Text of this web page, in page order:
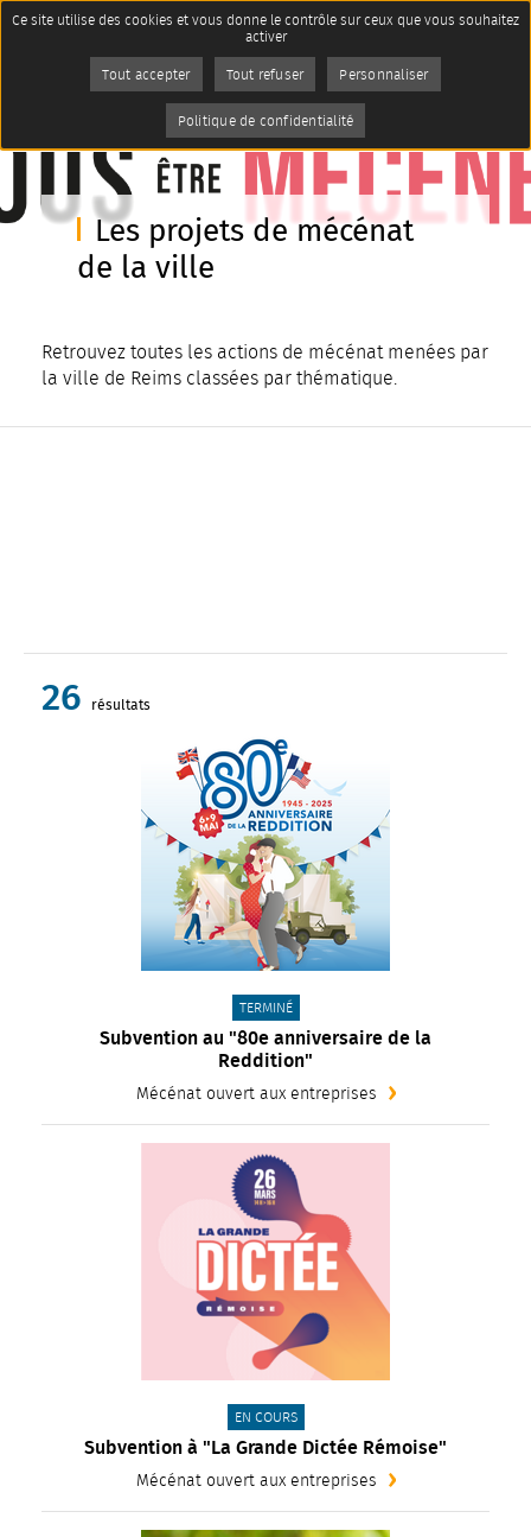
Accueil
Les projets de mécénat de la
Imprimer
AddToAny (share) est désactivé.
Les projets de mécénat
de la ville
Retrouvez toutes les actions de mécénat menées par
la ville de Reims classées par thématique.
26 résultats
Subvention au "80e anniversaire de la
Reddition"
Mécénat ouvert aux entreprises
CATÉGORIE(S) :
TERMINÉ
Subvention à "La Grande Dictée Rémoise"
Mécénat ouvert aux entreprises
CATÉGORIE(S) :
EN COURS
Panneau de gestion des cookies
Ce site utilise des cookies et vous donne le contrôle sur ceux que vous souhaitez
activer
Tout accepter Tout refuser Personnaliser
Politique de confidentialité